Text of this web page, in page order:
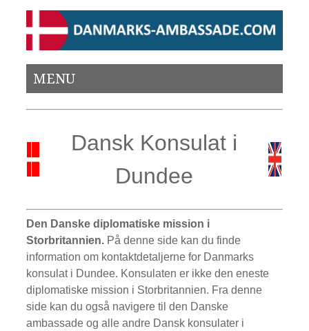
MENU
Dansk Konsulat i
Dundee
Den Danske diplomatiske mission i
Storbritannien. På denne side kan du finde
information om kontaktdetaljerne for Danmarks
konsulat i Dundee. Konsulaten er ikke den eneste
diplomatiske mission i Storbritannien. Fra denne
side kan du også navigere til den Danske
ambassade og alle andre Dansk konsulater i